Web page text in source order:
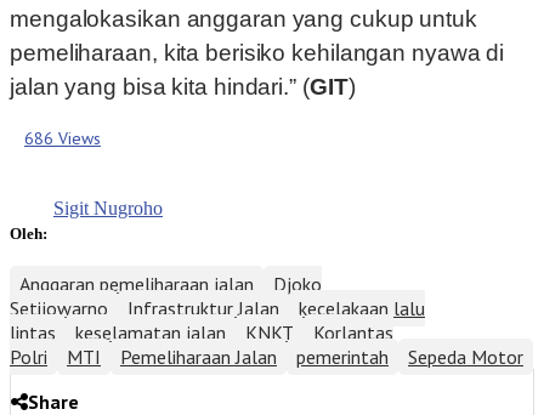
mengalokasikan anggaran yang cukup untuk
pemeliharaan, kita berisiko kehilangan nyawa di
jalan yang bisa kita hindari.” (GIT)
686 Views
Oleh:
Sigit Nugroho
Anggaran pemeliharaan jalan
Djoko
Setijowarno
Infrastruktur Jalan
kecelakaan lalu
lintas
keselamatan jalan KNKT
Korlantas
Polri
MTI Pemeliharaan Jalan pemerintah
Sepeda Motor
Share